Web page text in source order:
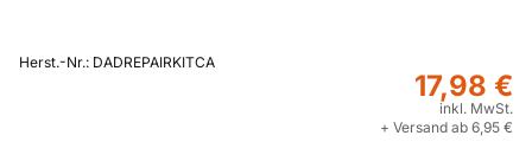
Herst.-Nr.: DADREPAIRKITCA
17,98 €
inkl. MwSt.
+ Versand ab 6,95 €